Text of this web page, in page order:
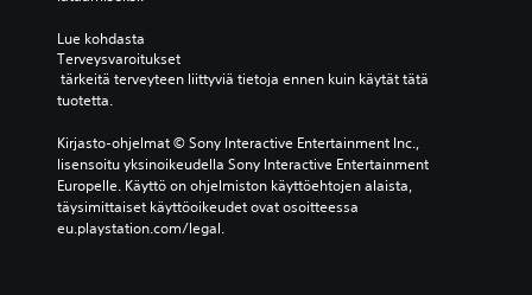
Lue kohdasta
Terveysvaroitukset
tuotetta.
Kirjasto-ohjelmat © Sony Interactive Entertainment Inc.,
lisensoitu yksinoikeudella Sony Interactive Entertainment
Europelle. Käyttö on ohjelmiston käyttöehtojen alaista,
täysimittaiset käyttöoikeudet ovat osoitteessa
eu.playstation.com/legal.